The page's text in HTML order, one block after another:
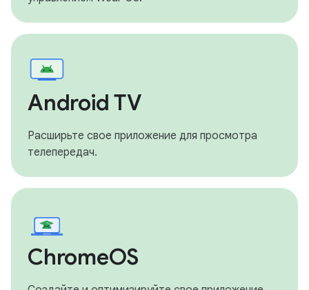
Android TV
Расширьте свое приложение для просмотра
телепередач.
ChromeOS